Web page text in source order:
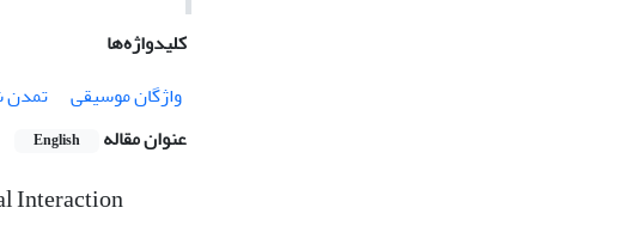
کلیدواژه‌ها
واژگان موسیقی
عنوان مقاله
English
Interaction